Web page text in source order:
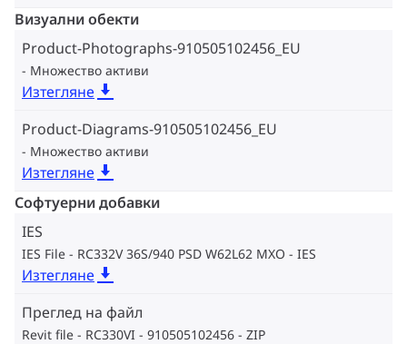
Визуални обекти
Product-Photographs-910505102456_EU
Множество активи
Изтегляне
Product-Diagrams-910505102456_EU
Множество активи
Изтегляне
Софтуерни добавки
IES
IES File - RC332V 36S/940 PSD W62L62 MXO IES
Изтегляне
Преглед на файл
Revit file - RC330VI - 910505102456 ZIP